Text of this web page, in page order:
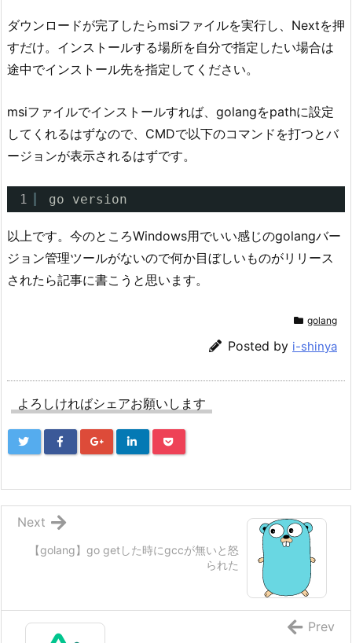
ダウンロードが完了したらmsiファイルを実行し、Nextを押
すだけ。インストールする場所を自分で指定したい場合は
途中でインストール先を指定してください。
msiファイルでインストールすれば、golangをpathに設定
してくれるはずなので、CMDで以下のコマンドを打つとバ
ージョンが表示されるはずです。
1 go version
以上です。今のところWindows用でいい感じのgolangバー
ジョン管理ツールがないので何か目ぼしいものがリリース
されたら記事に書こうと思います。
golang
Posted by i-shinya
よろしければシェアお願いします
【golang】go getした時にgccが無いと怒
られた
Next
Prev